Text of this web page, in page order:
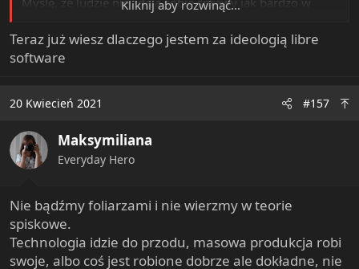
materiałów i procesów produkcji by mogło podbić ceny.
W innych urządzeniach pewne części zużywają się
produkcji łożysk lepiej (taniej) byłoby ułatwić naprawy:
kształt i po prostu wymieniać co jakiś czas. Producenci
natomiast tutaj rzeczywiście blokują możliwości:
projektują sprzęt bez uwzględnienia łatwej naprawy
sprzętu przez nieautoryzowanego serwisanta jako groźba
utraty gwarancji, a w niektórych przypadkach nawet
lobbują za karaniem osób, które ingerują w sprzęt
(włącznie z oprogramowaniem), bo sprzęt może
Kliknij aby rozwinąć...
Teraz już wiesz dlaczego jestem za ideologią libre
software
20 Kwiecień 2021 #157
Maksymiliana
Everyday Hero
Nie bądźmy foliarzami i nie wierzmy w teorie
spiskowe.
Technologia idzie do przodu, masowa produkcja robi
swoje, albo coś jest robione dobrze ale dokładne, nie